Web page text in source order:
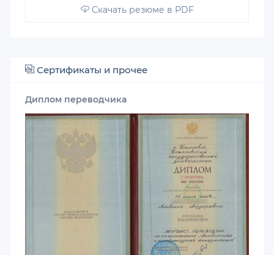
Скачать резюме в PDF
Сертификаты и прочее
Диплом переводчика